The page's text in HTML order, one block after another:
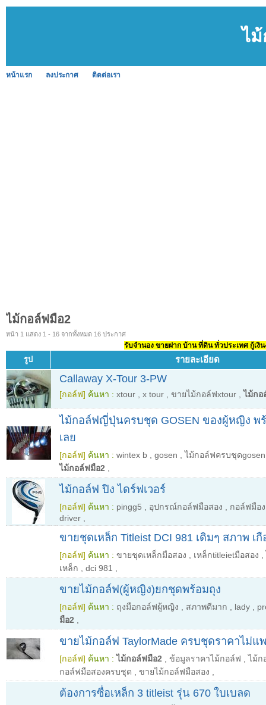
ไ
หน้าแรก ลงประกาศ ติดต่อเรา
ไม้กอล์ฟมือ2
หน้า 1 แสดง 1 - 16 จากทั้งหมด 16 ประกาศ
รับจำนอง ขายฝาก บ้าน ที่ดิน ทั่วประเทศ กู้เงิ
รูป รายละเอียด
Callaway X-Tour 3-PW
[กอล์ฟ] ค้นหา : xtour x tour ขายไม้กอล์ฟxtour ,ไม้กอ
ไม้กอล์ฟญี่ปุ่นครบชุด GOSEN ของผู้หญิง พ
เลย
[กอล์ฟ] ค้นหา : wintex b gosen ,ไม้กอล์ฟครบชุดgosen
ไม้กอล์ฟมือ2
ไม้กอล์ฟ ปิง ไดร์ฟเวอร์
[กอล์ฟ] ค้นหา : pingg5 อุปกรณ์กอล์ฟมือสอง กอล์ฟมือง
driver
ขายชุดเหล็ก Titleist DCI 981 เดิมๆ สภาพ เ
[กอล์ฟ] ค้นหา : ขายชุดเหล็กมือสอง เหล็กtitleietมือสอง ,
เหล็ก
dci 981
ขายไม้กอล์ฟ(ผู้หญิง)ยกชุดพร้อมถุง
[กอล์ฟ] ค้นหา : ถุงมือกอล์ฟผู้หญิง สภาพดีมาก lady
มือ2
ขายไม้กอล์ฟ TaylorMade ครบชุดราคาไม่แ
[กอล์ฟ] ค้นหา : ไม้กอล์ฟมือ2 ข้อมูลราคาไม้กอล์ฟ ,ไม้ก
กอล์ฟมือสองครบชุด
ขายไม้กอล์ฟมือสอง
ต้องการซื่อเหล็ก 3 titleist รุ่น 670 ใบเบลด